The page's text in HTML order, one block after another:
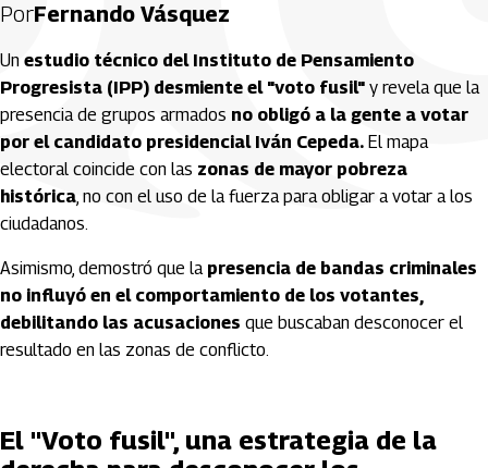
PorFernando Vásquez
Un estudio técnico del Instituto de Pensamiento
Progresista (IPP) desmiente el "voto fusil" y revela que la
presencia de grupos armados no obligó a la gente a votar
por el candidato presidencial Iván Cepeda. El mapa
electoral coincide con las zonas de mayor pobreza
histórica, no con el uso de la fuerza para obligar a votar a los
ciudadanos.
Asimismo, demostró que la presencia de bandas criminales
no influyó en el comportamiento de los votantes,
debilitando las acusaciones que buscaban desconocer el
resultado en las zonas de conflicto.
El "Voto fusil", una estrategia de la